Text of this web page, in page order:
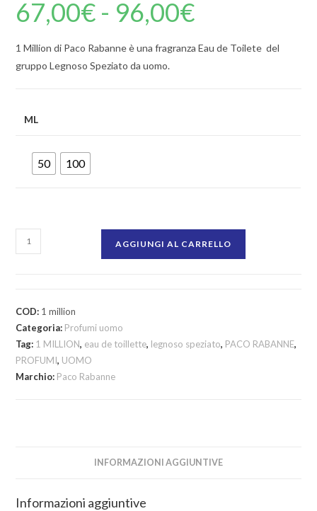
67,00€ - 96,00€
1 Million di Paco Rabanne è una fragranza Eau de Toilete del
gruppo Legnoso Speziato da uomo.
ML
50 100
AGGIUNGI AL CARRELLO
COD: 1 million
Categoria: Profumi uomo
Tag: 1 MILLION, eau de toillette, legnoso speziato, PACO RABANNE,
PROFUMI, UOMO
Marchio: Paco Rabanne
INFORMAZIONI AGGIUNTIVE
Informazioni aggiuntive